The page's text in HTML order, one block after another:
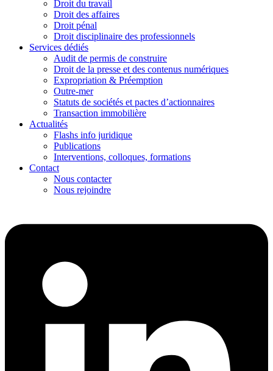
Droit du travail
Droit des affaires
Droit pénal
Droit disciplinaire des professionnels
Services dédiés
Audit de permis de construire
Droit de la presse et des contenus numériques
Expropriation & Préemption
Outre-mer
Statuts de sociétés et pactes d’actionnaires
Transaction immobilière
Actualités
Flashs info juridique
Publications
Interventions, colloques, formations
Contact
Nous contacter
Nous rejoindre